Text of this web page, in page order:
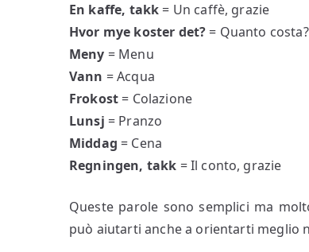
En kaffe, takk = Un caffè, grazie
Hvor mye koster det? = Quanto costa?
Meny = Menu
Vann = Acqua
Frokost = Colazione
Lunsj = Pranzo
Middag = Cena
Regningen, takk = Il conto, grazie
Queste parole sono semplici ma
può aiutarti anche a orientarti meglio